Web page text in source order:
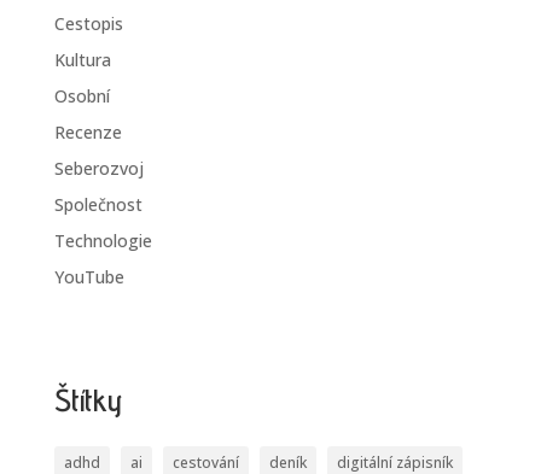
Cestopis
Kultura
Osobní
Recenze
Seberozvoj
Společnost
Technologie
YouTube
Štítky
adhd ai cestování deník
digitální zápisník